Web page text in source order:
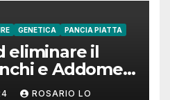
GENETICA PANCIA PIATTA
eliminare il
e Addome:
ROSARIO LO